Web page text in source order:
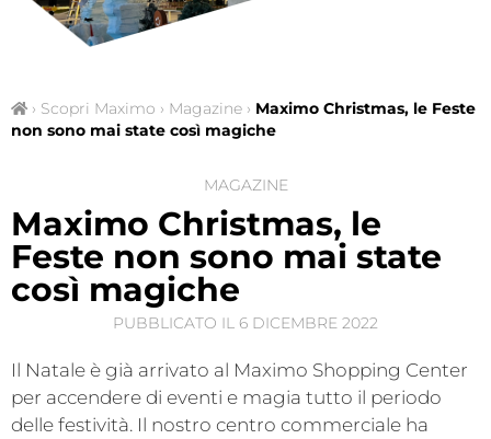
› Scopri Maximo › Magazine › Maximo Christmas, le Feste
non sono mai state così magiche
MAGAZINE
Maximo Christmas, le
Feste non sono mai state
così magiche
PUBBLICATO IL 6 DICEMBRE 2022
Il Natale è già arrivato al Maximo Shopping Center
per accendere di eventi e magia tutto il periodo
delle festività. Il nostro centro commerciale ha